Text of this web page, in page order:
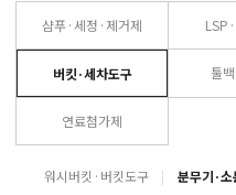
샴푸·세정·제거제
버킷·세차도구 툴
연료첨가제
워시버킷·버킷도구 분무기·소